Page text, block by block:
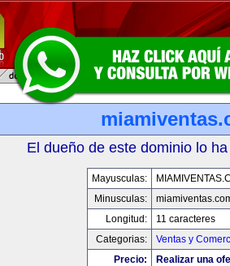
El dueño de este dominio lo
Mayusculas:
Minusculas:
Longitud:
11 caracteres
Categorias:
Ventas y
Precio:
Realizar una